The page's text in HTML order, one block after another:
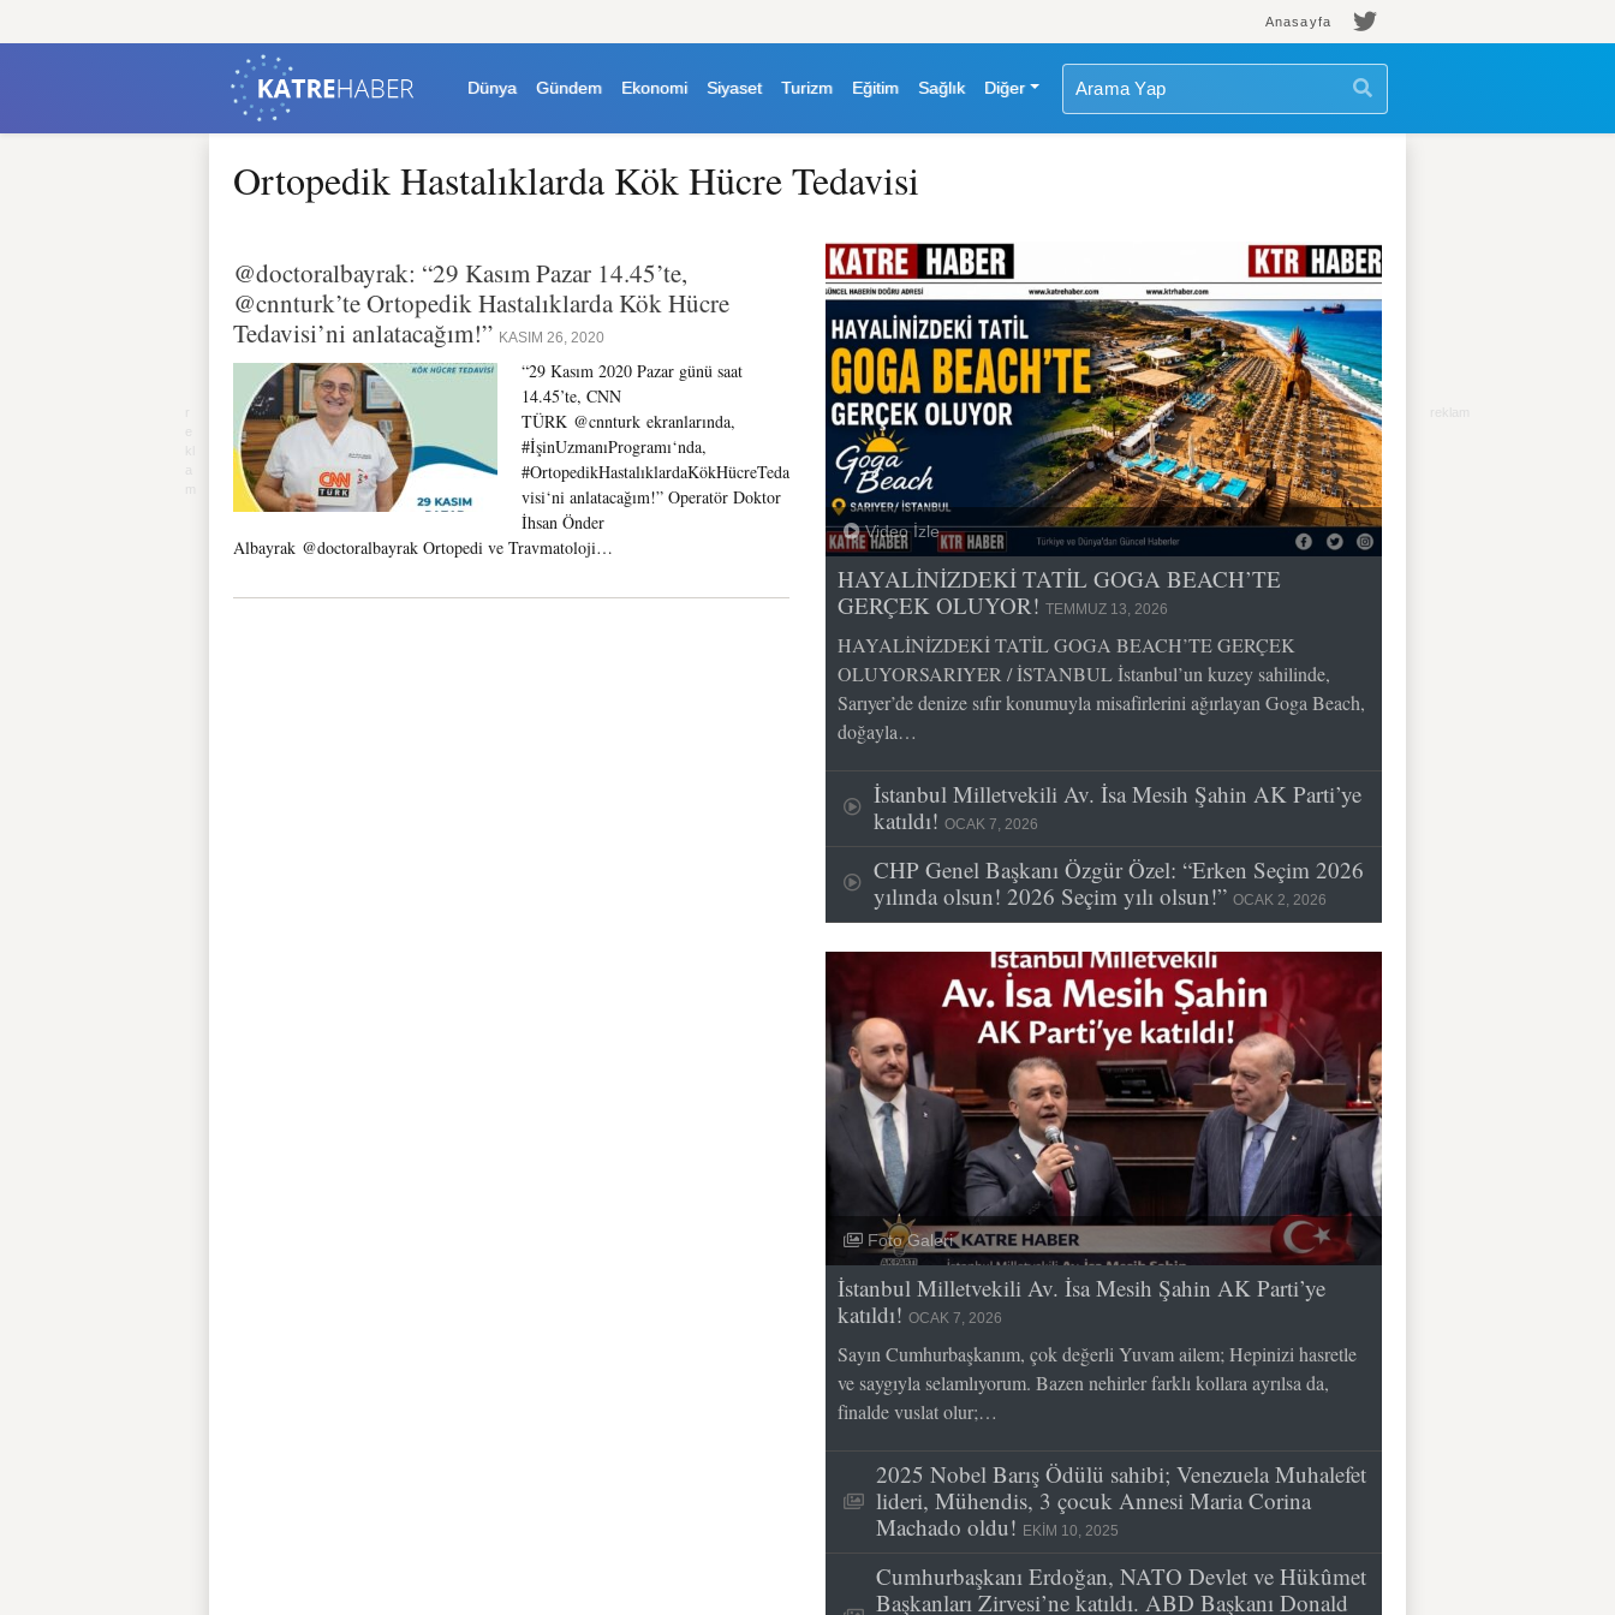
Anasayfa
Dünya Gündem Ekonomi Siyaset Turizm Eğitim Sağlık Diğer
Ortopedik Hastalıklarda Kök Hücre Tedavisi
@doctoralbayrak: “29 Kasım Pazar 14.45’te,
@cnnturk’te Ortopedik Hastalıklarda Kök Hücre
Tedavisi’ni anlatacağım!” KASIM 26, 2020
“29 Kasım 2020 Pazar günü saat
14.45’te, CNN
TÜRK @cnnturk ekranlarında,
#İşinUzmanıProgramı‘nda,
#OrtopedikHastalıklardaKökHücreTeda
visi‘ni anlatacağım!” Operatör Doktor
İhsan Önder
Albayrak @doctoralbayrak Ortopedi ve Travmatoloji…
Video İzle
HAYALİNİZDEKİ TATİL GOGA BEACH’TE
GERÇEK OLUYOR! TEMMUZ 13, 2026
HAYALİNİZDEKİ TATİL GOGA BEACH’TE GERÇEK
OLUYORSARIYER / İSTANBUL İstanbul’un kuzey sahilinde,
Sarıyer’de denize sıfır konumuyla misafirlerini ağırlayan Goga Beach,
doğayla…
İstanbul Milletvekili Av. İsa Mesih Şahin AK Parti’ye
katıldı! OCAK 7, 2026
CHP Genel Başkanı Özgür Özel: “Erken Seçim 2026
yılında olsun! 2026 Seçim yılı olsun!” OCAK 2, 2026
Foto Galeri
İstanbul Milletvekili Av. İsa Mesih Şahin AK Parti’ye
katıldı! OCAK 7, 2026
Sayın Cumhurbaşkanım, çok değerli Yuvam ailem; Hepinizi hasretle
ve saygıyla selamlıyorum. Bazen nehirler farklı kollara ayrılsa da,
finalde vuslat olur;…
2025 Nobel Barış Ödülü sahibi; Venezuela Muhalefet
lideri, Mühendis, 3 çocuk Annesi Maria Corina
Machado oldu! EKIM 10, 2025
Cumhurbaşkanı Erdoğan, NATO Devlet ve Hükûmet
Başkanları Zirvesi’ne katıldı. ABD Başkanı Donald